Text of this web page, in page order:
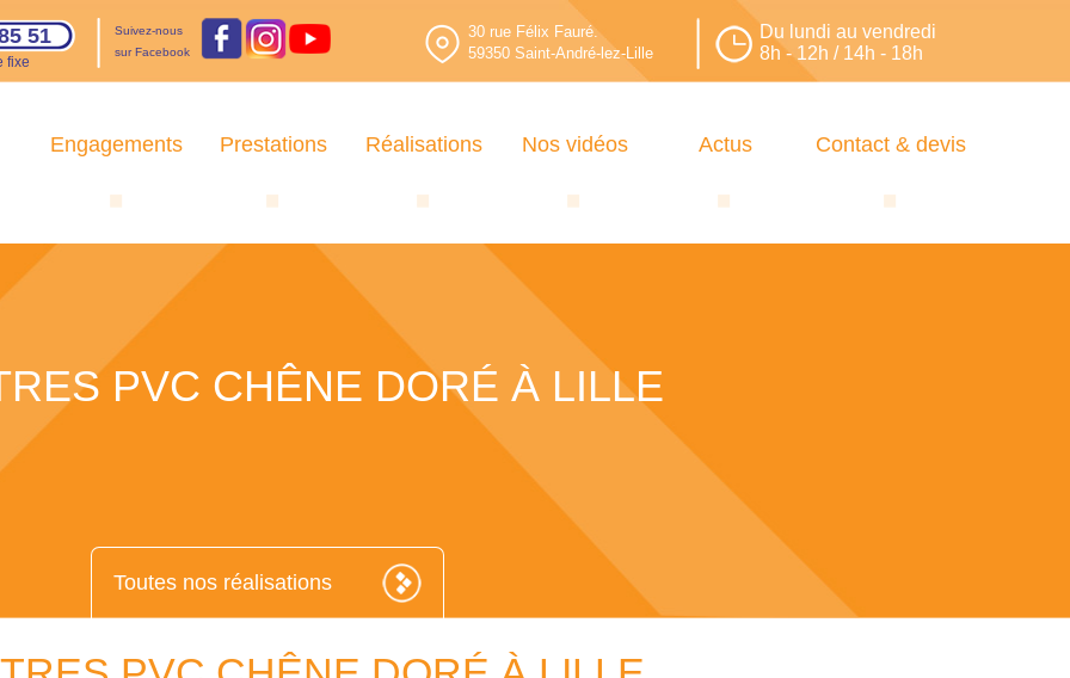
51
fixe
Suivez-nous
sur Facebook
30 rue Félix Fauré.
59350 Saint-André-lez-Lille
Du lundi au vendredi
8h - 12h / 14h - 18h
Engagements Prestations Réalisations Nos vidéos Actus Contact & devis
PVC CHÊNE DORÉ À LILLE
Toutes nos réalisations